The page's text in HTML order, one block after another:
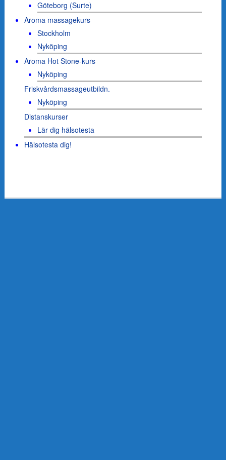
Göteborg (Surte)
Aroma massagekurs
Stockholm
Nyköping
Aroma Hot Stone-kurs
Nyköping
Friskvårdsmassageutbildn.
Nyköping
Distanskurser
Lär dig hälsotesta
Hälsotesta dig!